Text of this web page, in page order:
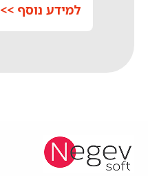
למידע נוסף >>